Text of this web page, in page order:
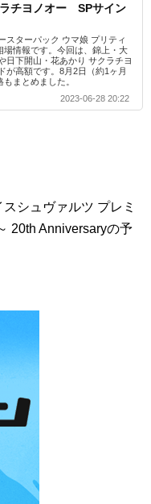
チヨノオー SPサイン
スターパック ウマ娘 プリティ
場情報です。今回は、錦上・大
日下開山・花あかり サクラチヨ
高額です。8月2日（約1ヶ月
まとめました。
2023-06-28 20:22
シュヴァルツ プレミ
20th Anniversaryの予